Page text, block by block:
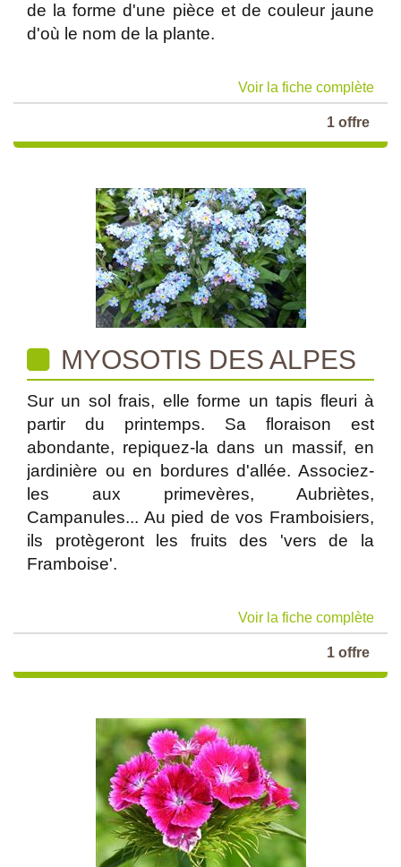
de la forme d'une pièce et de couleur jaune
d'où le nom de la plante.
Voir la fiche complète
1 offre
MYOSOTIS DES ALPES
Sur un sol frais, elle forme un tapis fleuri à
partir du printemps. Sa floraison est
abondante, repiquez-la dans un massif, en
jardinière ou en bordures d'allée. Associez-
les aux primevères, Aubriètes,
Campanules... Au pied de vos Framboisiers,
ils protègeront les fruits des 'vers de la
Framboise'.
Voir la fiche complète
1 offre